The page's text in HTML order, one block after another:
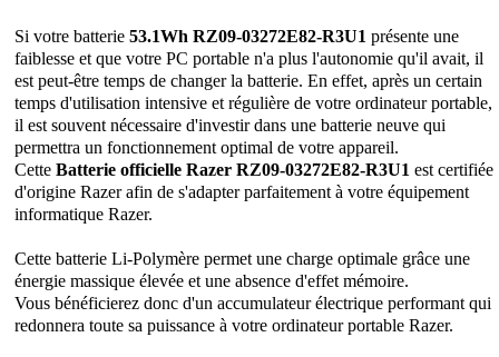
Si votre batterie53.1Wh RZ09-03272E82-R3U1présente une
faiblesse et que votre PC portable n'a plus l'autonomie qu'il avait, il
est peut-être temps de changer la batterie. En effet, après un certain
temps d'utilisation intensive et régulière de votre ordinateur portable,
il est souvent nécessaire d'investir dans une batterie neuve qui
permettra un fonctionnement optimal de votre appareil.
CetteBatterie officielle Razer RZ09-03272E82-R3U1est certifiée
d'origine Razer afin de s'adapter parfaitement à votre équipement
informatique Razer.
Cette batterie Li-Polymère permet une charge optimale grâce une
énergie massique élevée et une absence d'effet mémoire.
Vous bénéficierez donc d'un accumulateur électrique performant qui
redonnera toute sa puissance à votre ordinateur portable Razer.